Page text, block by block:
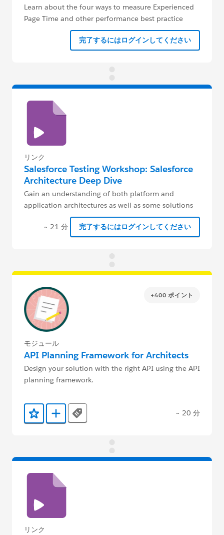
Learn about the four ways to measure Experienced
Page Time and other performance best practice
完了するにはログインしてください
リンク
Salesforce Testing Workshop: Salesforce
Architecture Deep Dive
Gain an understanding of both platform and
application architectures as well as some solutions
~ 21 分
完了するにはログインしてください
+400 ポイント
モジュール
API Planning Framework for Architects
Design your solution with the right API using the API
planning framework.
お気に入りに保存する
Trailmix に追加
Tags ~ 20 分
リンク